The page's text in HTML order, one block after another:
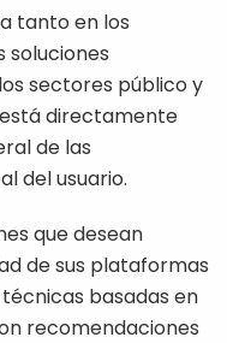
tanto en los
soluciones
sectores público y
directamente
de las
del usuario.
que desean
de sus plataformas
basadas en
recomendaciones